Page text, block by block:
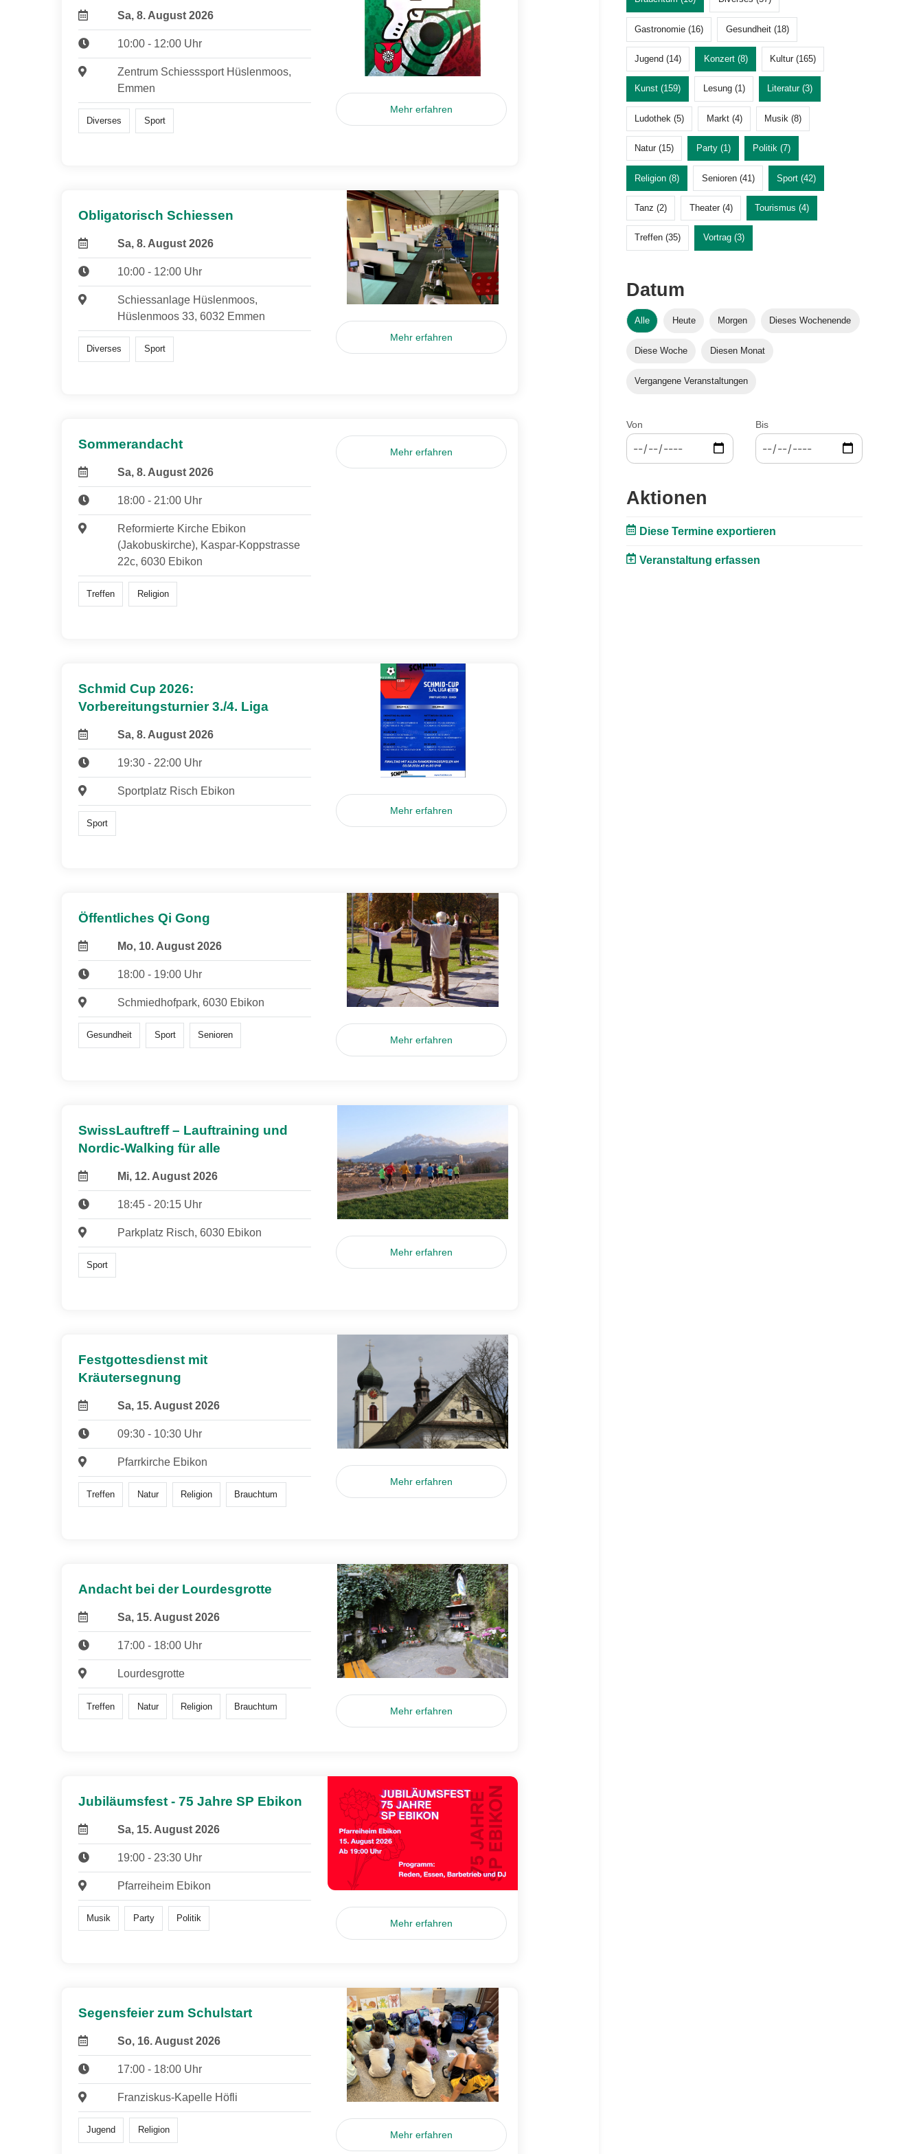
Sa, 8. August 2026
10:00 - 12:00 Uhr
Zentrum Schiesssport Hüslenmoos,
Emmen
Diverses Sport
Mehr erfahren
Obligatorisch Schiessen
Sa, 8. August 2026
10:00 - 12:00 Uhr
Schiessanlage Hüslenmoos,
Hüslenmoos 33, 6032 Emmen
Diverses Sport
Mehr erfahren
Sommerandacht
Sa, 8. August 2026
18:00 - 21:00 Uhr
Reformierte Kirche Ebikon
(Jakobuskirche), Kaspar-Koppstrasse
22c, 6030 Ebikon
Treffen Religion
Mehr erfahren
Schmid Cup 2026:
Vorbereitungsturnier 3./4. Liga
Sa, 8. August 2026
19:30 - 22:00 Uhr
Sportplatz Risch Ebikon
Sport
Mehr erfahren
Öffentliches Qi Gong
Mo, 10. August 2026
18:00 - 19:00 Uhr
Schmiedhofpark, 6030 Ebikon
Gesundheit Sport Senioren Mehr erfahren
SwissLauftreff – Lauftraining und
Nordic-Walking für alle
Mi, 12. August 2026
18:45 - 20:15 Uhr
Parkplatz Risch, 6030 Ebikon
Sport
Mehr erfahren
Festgottesdienst mit
Kräutersegnung
Sa, 15. August 2026
09:30 - 10:30 Uhr
Pfarrkirche Ebikon
Treffen Natur Religion Brauchtum
Mehr erfahren
Andacht bei der Lourdesgrotte
Sa, 15. August 2026
17:00 - 18:00 Uhr
Lourdesgrotte
Treffen Natur Religion Brauchtum Mehr erfahren
Jubiläumsfest - 75 Jahre SP Ebikon
Sa, 15. August 2026
19:00 - 23:30 Uhr
Pfarreiheim Ebikon
Musik Party Politik Mehr erfahren
Segensfeier zum Schulstart
So, 16. August 2026
17:00 - 18:00 Uhr
Franziskus-Kapelle Höfli
Jugend Religion Mehr erfahren
Gastronomie (16) Gesundheit (18)
Jugend (14) Konzert (8) Kultur (165)
Kunst (159) Lesung (1) Literatur (3)
Ludothek (5) Markt (4) Musik (8)
Natur (15) Party (1) Politik (7)
Religion (8) Senioren (41) Sport (42)
Tanz (2) Theater (4) Tourismus (4)
Treffen (35) Vortrag (3)
Datum
Alle Heute Morgen Dieses Wochenende
Diese Woche Diesen Monat
Vergangene Veranstaltungen
Von Bis
Aktionen
Diese Termine exportieren
Veranstaltung erfassen